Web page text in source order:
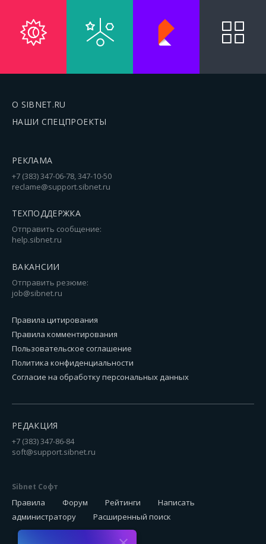
О SIBNET.RU
НАШИ СПЕЦПРОЕКТЫ
РЕКЛАМА
+7 (383) 347-06-78, 347-10-50
reclame@support.sibnet.ru
ТЕХПОДДЕРЖКА
Отправить сообщение:
help.sibnet.ru
ВАКАНСИИ
Отправить резюме:
job@sibnet.ru
Правила цитирования
Правила комментирования
Пользовательское соглашение
Политика конфиденциальности
Согласие на обработку персональных данных
РЕДАКЦИЯ
+7 (383) 347-86-84
soft@support.sibnet.ru
Sibnet Софт
Правила Форум Рейтинги
Написать
администратору
Расширенный поиск